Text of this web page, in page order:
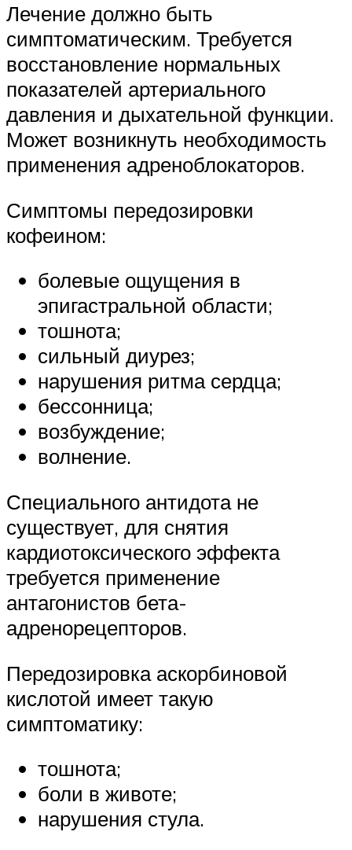
Лечение должно быть
симптоматическим. Требуется
восстановление нормальных
показателей артериального
давления и дыхательной функции.
Может возникнуть необходимость
применения адреноблокаторов.
Симптомы передозировки
кофеином:
болевые ощущения в
эпигастральной области;
тошнота;
сильный диурез;
нарушения ритма сердца;
бессонница;
возбуждение;
волнение.
Специального антидота не
существует, для снятия
кардиотоксического эффекта
требуется применение
антагонистов бета-
адренорецепторов.
Передозировка аскорбиновой
кислотой имеет такую
симптоматику:
тошнота;
боли в животе;
нарушения стула.